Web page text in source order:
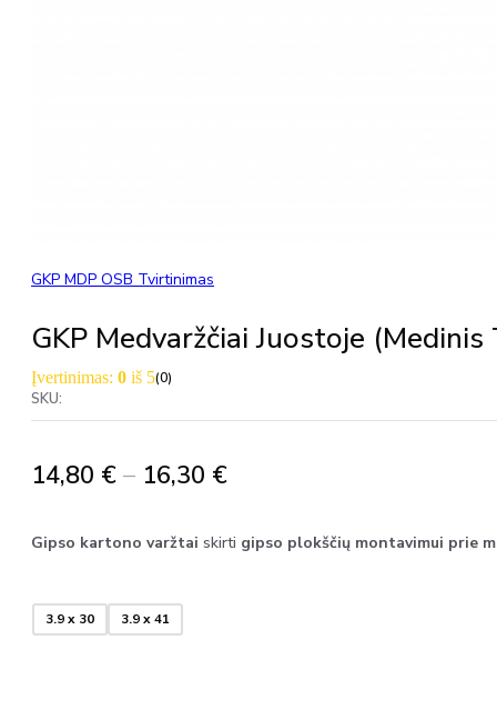
GKP MDP OSB Tvirtinimas
GKP Medvaržčiai Juostoje (medinis
Įvertinimas: 0 iš 5(0)
SKU:
14,80 € – 16,30 €Price
14,80 €
Gipso kartono varžtai skirti gipso plokščių montavimui prie
3.9 x 30 3.9 x 41